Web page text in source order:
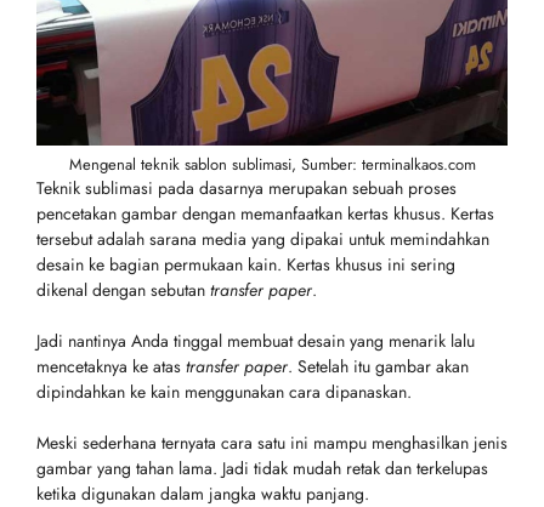
Mengenal teknik sablon sublimasi, Sumber: terminalkaos.com
Teknik sublimasi pada dasarnya merupakan sebuah proses
pencetakan gambar dengan memanfaatkan kertas khusus. Kertas
tersebut adalah sarana media yang dipakai untuk memindahkan
desain ke bagian permukaan kain. Kertas khusus ini sering
dikenal dengan sebutan transfer paper.
Jadi nantinya Anda tinggal membuat desain yang menarik lalu
mencetaknya ke atas transfer paper. Setelah itu gambar akan
dipindahkan ke kain menggunakan cara dipanaskan.
Meski sederhana ternyata cara satu ini mampu menghasilkan jenis
gambar yang tahan lama. Jadi tidak mudah retak dan terkelupas
ketika digunakan dalam jangka waktu panjang.